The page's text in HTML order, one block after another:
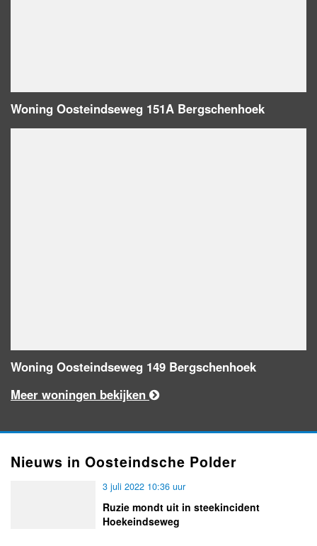
Woning Oosteindseweg 151A Bergschenhoek
Woning Oosteindseweg 149 Bergschenhoek
Meer woningen bekijken
Nieuws in Oosteindsche Polder
3 juli 2022 10:36 uur
Ruzie mondt uit in steekincident
Hoekeindseweg